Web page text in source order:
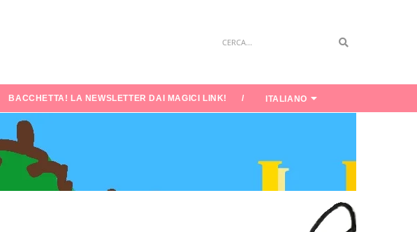
Search
BACCHETTA! LA NEWSLETTER DAI MAGICI LINK! ITALIANO